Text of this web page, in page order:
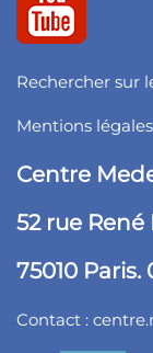
Rechercher sur
Mentions légales
Centre
52 rue
75010 Paris.
Contact :